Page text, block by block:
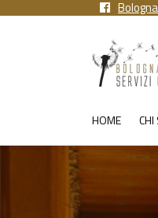
HOME CHI